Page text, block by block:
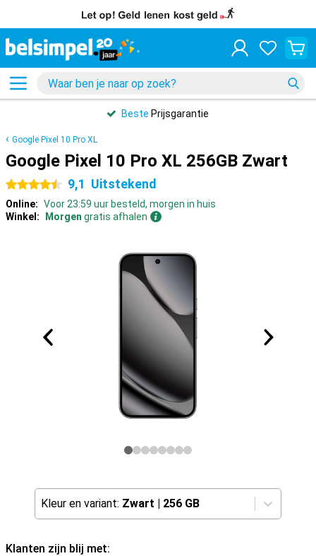
Beste Prijsgarantie
Google Pixel 10 Pro XL
Google Pixel 10 Pro XL 256GB Zwart
4.5 sterren 9,1 Uitstekend
Online: Voor 23:59 uur besteld, morgen in huis
Winkel:
Morgen gratis afhalen
Kleur en variant: Zwart | 256 GB
Klanten zijn blij met: